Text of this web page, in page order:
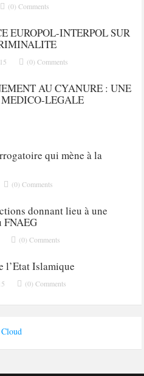
(0) Comments
EUROPOL-INTERPOL SUR
(0) Comments
AU CYANURE : UNE
LEGALE
qui mène à la
(0) Comments
donnant lieu à une
FNAEG
(0) Comments
l’Etat Islamique
(0) Comments